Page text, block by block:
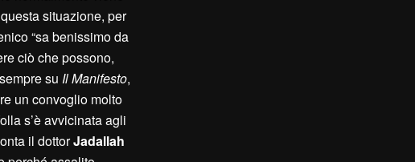
situazione, per
“sa benissimo da
ciò che possono,
sempre su Il Manifesto,
un convoglio molto
s’è avvicinata agli
il dottorJadallah